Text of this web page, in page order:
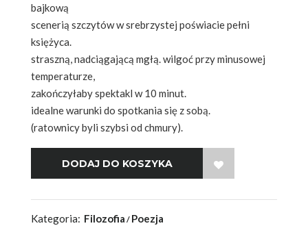
bajkową
scenerią szczytów w srebrzystej poświacie pełni
księżyca.
straszną, nadciągającą mgłą. wilgoć przy minusowej
temperaturze,
zakończyłaby spektakl w 10 minut.
idealne warunki do spotkania się z sobą.
(ratownicy byli szybsi od chmury).
WISH LIST
Kategoria: Filozofia
Poezja